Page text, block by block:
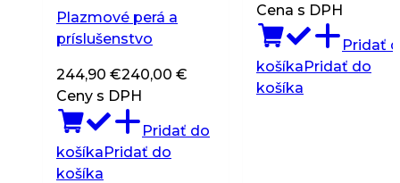
Plazmové perá a
príslušenstvo
244,90 €240,00 €
Ceny s DPH
Pridať do
košíkaPridať do
košíka
Cena s DPH
Pridať
košíkaPridať do
košíka